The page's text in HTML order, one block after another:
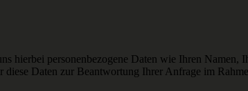
hierbei personenbezogene Daten wie Ihren Namen,
Daten zur Beantwortung Ihrer Anfrage im